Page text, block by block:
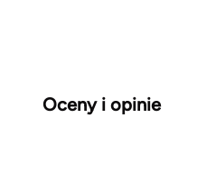
Oceny i opinie